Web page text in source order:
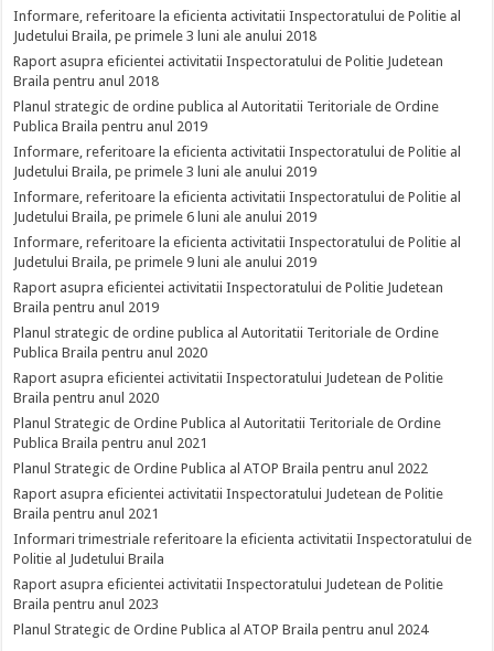
Informare, referitoare la eficienta activitatii Inspectoratului de Politie al
Judetului Braila, pe primele 3 luni ale anului 2018
Raport asupra eficientei activitatii Inspectoratului de Politie Judetean
Braila pentru anul 2018
Planul strategic de ordine publica al Autoritatii Teritoriale de Ordine
Publica Braila pentru anul 2019
Informare, referitoare la eficienta activitatii Inspectoratului de Politie al
Judetului Braila, pe primele 3 luni ale anului 2019
Informare, referitoare la eficienta activitatii Inspectoratului de Politie al
Judetului Braila, pe primele 6 luni ale anului 2019
Informare, referitoare la eficienta activitatii Inspectoratului de Politie al
Judetului Braila, pe primele 9 luni ale anului 2019
Raport asupra eficientei activitatii Inspectoratului de Politie Judetean
Braila pentru anul 2019
Planul strategic de ordine publica al Autoritatii Teritoriale de Ordine
Publica Braila pentru anul 2020
Raport asupra eficientei activitatii Inspectoratului Judetean de Politie
Braila pentru anul 2020
Planul Strategic de Ordine Publica al Autoritatii Teritoriale de Ordine
Publica Braila pentru anul 2021
Planul Strategic de Ordine Publica al ATOP Braila pentru anul 2022
Raport asupra eficientei activitatii Inspectoratului Judetean de Politie
Braila pentru anul 2021
Informari trimestriale referitoare la eficienta activitatii Inspectoratului de
Politie al Judetului Braila
Raport asupra eficientei activitatii Inspectoratului Judetean de Politie
Braila pentru anul 2023
Planul Strategic de Ordine Publica al ATOP Braila pentru anul 2024